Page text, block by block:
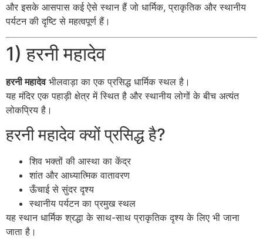
और इसके आसपास कई ऐसे स्थान हैं जो धार्मिक, प्राकृतिक और स्थानीय
पर्यटन की दृष्टि से महत्वपूर्ण हैं।
1) हरनी महादेव
हरनी महादेवभीलवाड़ा का एक प्रसिद्ध धार्मिक स्थल है।
यह मंदिर एक पहाड़ी क्षेत्र में स्थित है और स्थानीय लोगों के बीच अत्यंत
लोकप्रिय है।
हरनी महादेव क्यों प्रसिद्ध है?
शिव भक्तों की आस्था का केंद्र
शांत और आध्यात्मिक वातावरण
ऊँचाई से सुंदर दृश्य
स्थानीय पर्यटन का प्रमुख स्थल
यह स्थान धार्मिक श्रद्धा के साथ-साथ प्राकृतिक दृश्य के लिए भी जाना
जाता है।